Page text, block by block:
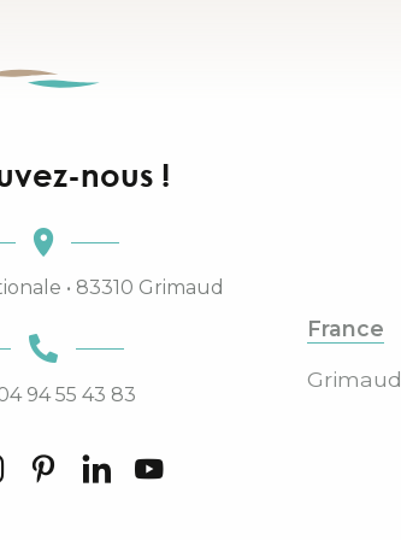
nous !
• 83310 Grimaud
94 55 43 83
France
Grimaud